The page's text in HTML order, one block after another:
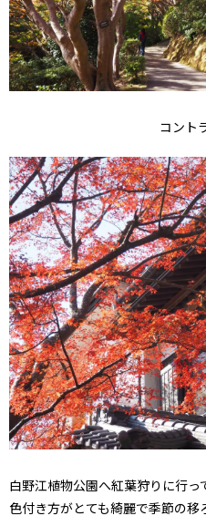
コント
白野江植物公園へ紅葉狩りに行っ
色付き方がとても綺麗で季節の移